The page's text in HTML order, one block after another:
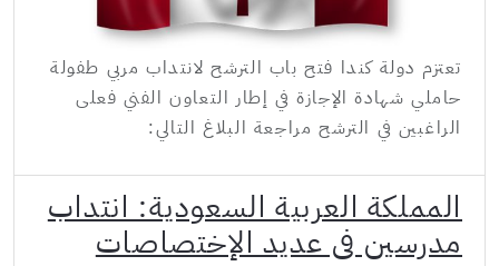
تعتزم دولة كندا فتح باب الترشح لانتداب مربي طفولة
حاملي شهادة الإجازة في إطار التعاون الفني فعلى
الراغبين في الترشح مراجعة البلاغ التالي:
المملكة العربية السعودية: انتداب
مدرسين في عديد الإختصاصات